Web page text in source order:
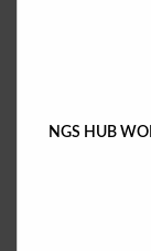
NGS HUB